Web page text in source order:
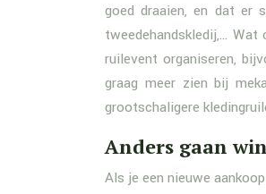
goed draaien, en dat er
tweedehandskledij,… Wat
ruilevent organiseren,
graag meer zien bij
grootschaligere
Anders gaan
Als je een nieuwe